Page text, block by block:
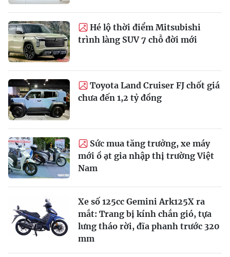
Hé lộ thời điểm Mitsubishi
trình làng SUV 7 chỗ đời mới
Toyota Land Cruiser FJ chốt giá
chưa đến 1,2 tỷ đồng
Sức mua tăng trưởng, xe máy
mới ồ ạt gia nhập thị trường Việt
Nam
Xe số 125cc Gemini Ark125X ra
mắt: Trang bị kính chắn gió, tựa
lưng tháo rời, đĩa phanh trước 320
mm